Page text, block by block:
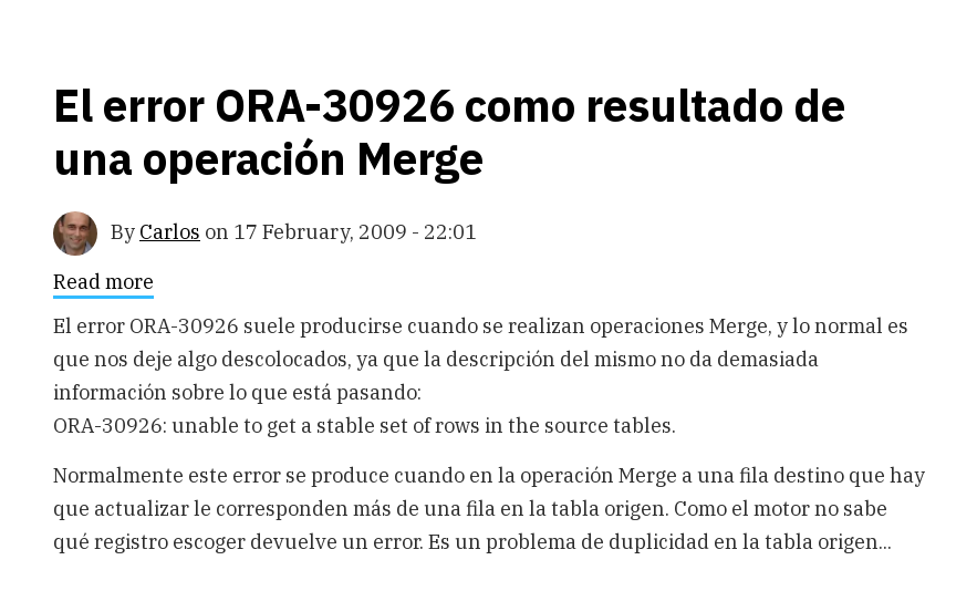
El error ORA-30926 como resultado de
una operación Merge
By Carlos on 17 February, 2009 - 22:01
Read more
error
ORA-
30926
como
resultado
de
una
Merge
El error ORA-30926 suele producirse cuando se realizan operaciones Merge, y lo normal es
que nos deje algo descolocados, ya que la descripción del mismo no da demasiada
información sobre lo que está pasando:
ORA-30926: unable to get a stable set of rows in the source tables.
Normalmente este error se produce cuando en la operación Merge a una fila destino que hay
que actualizar le corresponden más de una fila en la tabla origen. Como el motor no sabe
qué registro escoger devuelve un error. Es un problema de duplicidad en la tabla origen...